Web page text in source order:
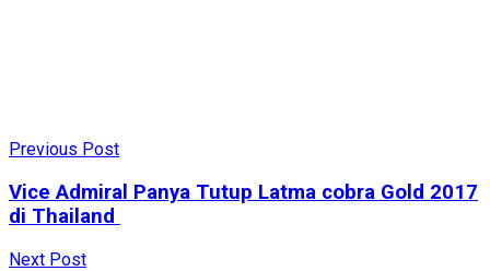
Previous Post
Vice Admiral Panya Tutup Latma cobra Gold 2017
di Thailand
Next Post